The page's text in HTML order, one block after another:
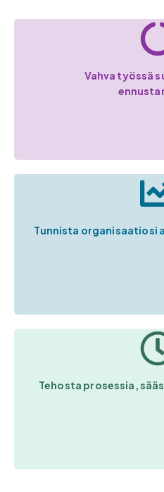
Vahva työssä
Tunnista organisaatiosi
Tehosta prosessia,